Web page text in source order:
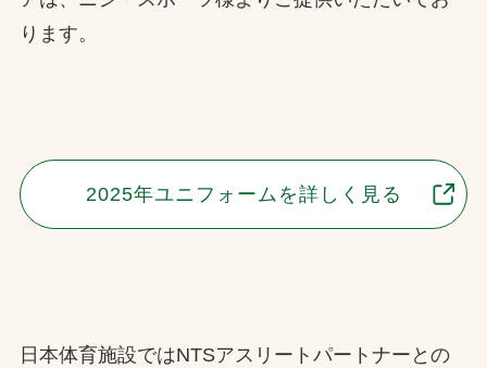
ります。
2025年ユニフォームを詳しく見る
日本体育施設ではNTSアスリートパートナーとの